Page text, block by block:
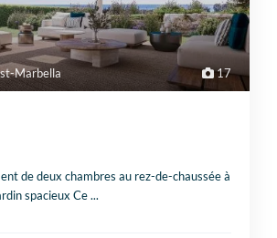
17
Marbella
de deux chambres au rez-de-chaussée à
spacieux Ce...